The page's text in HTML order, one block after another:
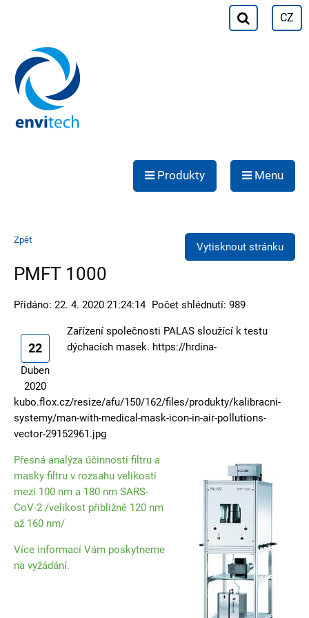
CZ
Produkty Menu
Zpět
Vytisknout stránku
PMFT 1000
Přidáno: 22. 4. 2020 21:24:14 Počet shlédnutí: 989
22
Duben
2020
Zařízení společnosti PALAS sloužící k testu
dýchacích masek. https://hrdina-
kubo.flox.cz/resize/afu/150/162/files/produkty/kalibracni-
systemy/man-with-medical-mask-icon-in-air-pollutions-
vector-29152961.jpg
Přesná analýza účinnosti filtru a
masky filtru v rozsahu velikostí
mezi 100 nm a 180 nm SARS-
CoV-2 /velikost přibližně 120 nm
až 160 nm/
Více informací Vám poskytneme
na vyžádání.